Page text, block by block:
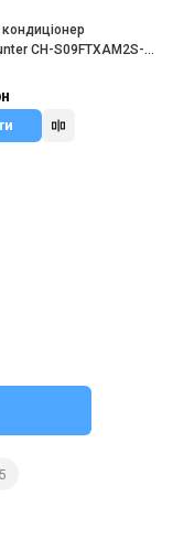
кондиціонер
CH-S09FTXAM2S-
5